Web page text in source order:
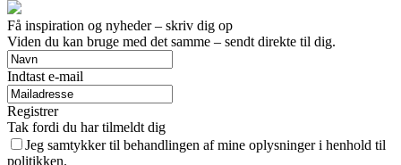
Få inspiration og nyheder – skriv dig op
Viden du kan bruge med det samme – sendt direkte til dig.
Indtast e-mail
Registrer
Tak fordi du har tilmeldt dig
Jeg samtykker til behandlingen af mine oplysninger i henhold til
politikken.